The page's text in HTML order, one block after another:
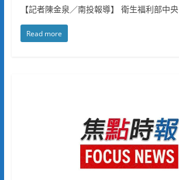
【記者陳金泉／南投報導】 衛生福利部中央
Read more